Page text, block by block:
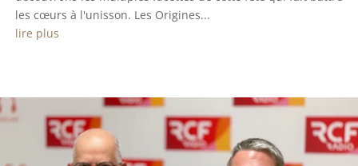
les cœurs à l'unisson. Les Origines...
lire plus